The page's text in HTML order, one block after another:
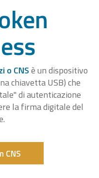
o CNSè un dispositivo
chiavetta USB) che
di autenticazione
la firma digitale del
CNS